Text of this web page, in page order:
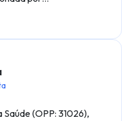
(OPP: 31026),